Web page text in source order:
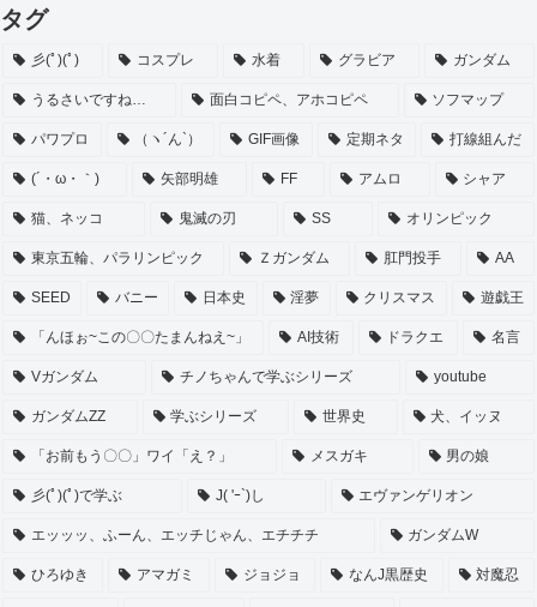
タグ
彡(ﾟ)(ﾟ) コスプレ 水着 グラビア ガンダム
うるさいですね… 面白コピペ、アホコピペ ソフマップ
パワプロ （ヽ´ん`） GIF画像 定期ネタ 打線組んだ
(´・ω・｀) 矢部明雄 FF アムロ シャア
猫、ネッコ 鬼滅の刃 SS オリンピック
東京五輪、パラリンピック Ｚガンダム 肛門投手 AA
SEED バニー 日本史 淫夢 クリスマス 遊戯王
「んほぉ~この〇〇たまんねえ~」 AI技術 ドラクエ 名言
Vガンダム チノちゃんで学ぶシリーズ youtube
ガンダムZZ 学ぶシリーズ 世界史 犬、イッヌ
「お前もう〇〇」ワイ「え？」 メスガキ 男の娘
彡(ﾟ)(ﾟ)で学ぶ J( 'ｰ`)し エヴァンゲリオン
エッッッ、ふーん、エッチじゃん、エチチチ ガンダムW
ひろゆき アマガミ ジョジョ なんJ黒歴史 対魔忍